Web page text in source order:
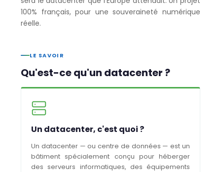
100% français, pour une souveraineté numérique
réelle.
LE SAVOIR
Qu'est-ce qu'un datacenter ?
Un datacenter, c'est quoi ?
Un datacenter — ou centre de données — est un
bâtiment spécialement conçu pour héberger
des serveurs informatiques, des équipements